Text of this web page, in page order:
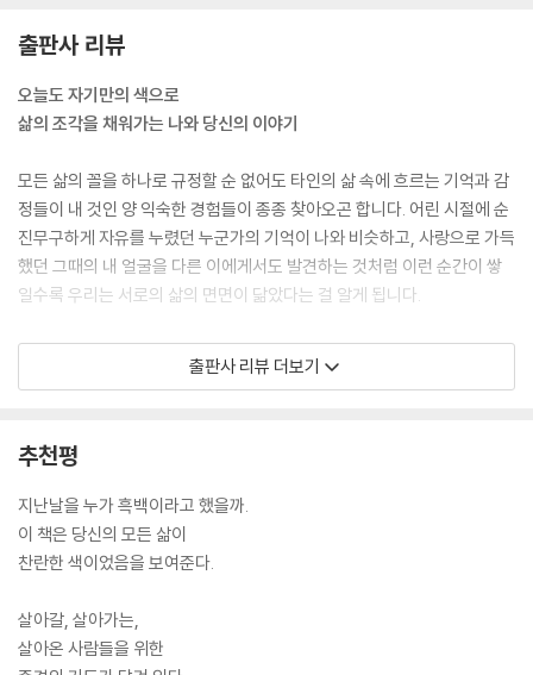
출판사 리뷰
오늘도 자기만의 색으로
삶의 조각을 채워가는 나와 당신의 이야기
모든 삶의 꼴을 하나로 규정할 순 없어도 타인의 삶 속에 흐르는 기억과 감
정들이 내 것인 양 익숙한 경험들이 종종 찾아오곤 합니다. 어린 시절에 순
진무구하게 자유를 누렸던 누군가의 기억이 나와 비슷하고, 사랑으로 가득
했던 그때의 내 얼굴을 다른 이에게서도 발견하는 것처럼 이런 순간이 쌓
일수록 우리는 서로의 삶의 면면이 닮았다는 걸 알게 됩니다.
『삶의 모든 색』에는 ‘아이의 삶’, ‘소년의 삶’, ‘자기의 삶’, ‘부모의 삶’, ‘어른
의 삶’, ‘기나긴 삶’이라는 이름의 여러 색을 지닌 시절이 등장합니다. 저자
‘아이의 삶’에서는 가장 자유롭게 오감을 이용해 세상을 알아가는 순간들
이 소환됩니다. 이들은 인생에서 가장 많은 ‘처음’을 경험하며 상상과 현실
사이의 경계를 긋지 않고, 가장 용맹하면서도 한없이 나약해지는 모습을
으로 이야기가 흘러갑니다. ‘아이의 삶’ 속 장면들이 외부 세계를 배경으로
환상적인 묘사가 이루어졌다면, ‘소년의 삶’에서 작가는 내면의 감정을 형
상화한 그림을 통해 그 시절의 우리가 어떤 마음으로 얼마나 방황했는지를
출판사 리뷰 더보기
추천평
지난날을 누가 흑백이라고 했을까.
이 책은 당신의 모든 삶이
찬란한 색이었음을 보여준다.
살아갈, 살아가는,
살아온 사람들을 위한